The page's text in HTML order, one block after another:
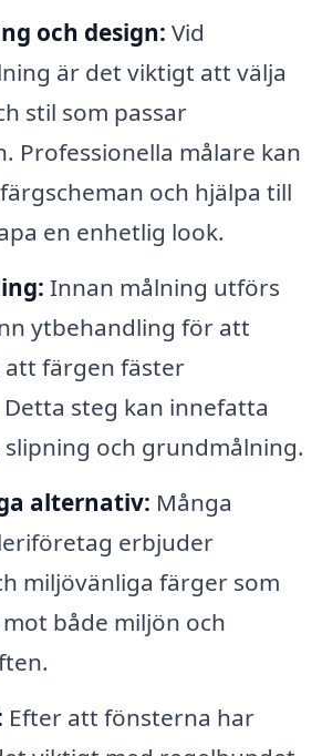
och design: Vid
är det viktigt att välja
stil som passar
Professionella målare kan
och hjälpa till
en enhetlig look.
Innan målning utförs
ytbehandling för att
att färgen fäster
steg kan innefatta
och grundmålning.
alternativ: Många
erbjuder
miljövänliga färger som
både miljön och
Efter att fönsterna har